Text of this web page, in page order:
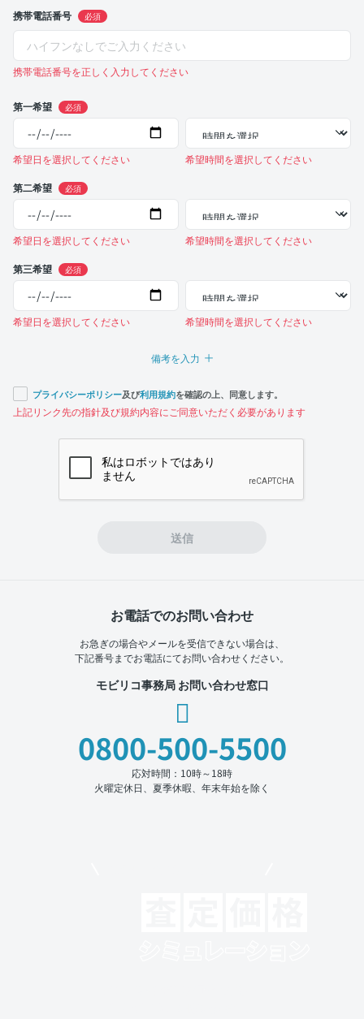
携帯電話番号 必須
携帯電話番号を正しく入力してください
第一希望 必須
希望日を選択してください 希望時間を選択してください
第二希望 必須
希望日を選択してください 希望時間を選択してください
第三希望 必須
希望日を選択してください 希望時間を選択してください
備考を入力
プライバシーポリシー及び利用規約を確認の上、同意します。
上記リンク先の指針及び規約内容にご同意いただく必要があります
送信
お電話でのお問い合わせ
お急ぎの場合やメールを受信できない場合は、
下記番号までお電話にてお問い合わせください。
モビリコ事務局 お問い合わせ窓口
0800-500-5500
応対時間：10時～18時
火曜定休日、夏季休暇、年末年始を除く